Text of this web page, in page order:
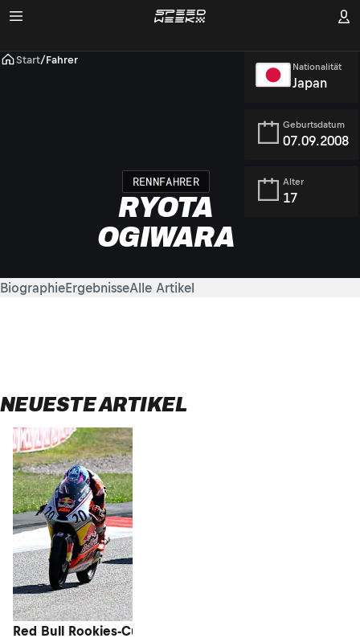
Start/Fahrer
RENNFAHRER
RYOTA
OGIWARA
Nationalität
Japan
Geburtsdatum
07.09.2008
Alter
17
BiographieErgebnisseAlle Artikel
NEUESTE ARTIKEL
Red Bull Rookies-Cup Sachsenring: Ogiwara